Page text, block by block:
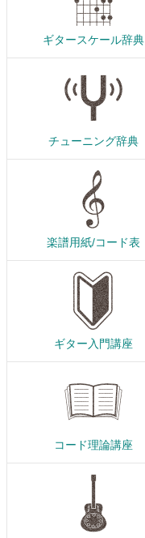
ギタースケール辞典
チューニング辞典
楽譜用紙/コード表
ギター入門講座
コード理論講座